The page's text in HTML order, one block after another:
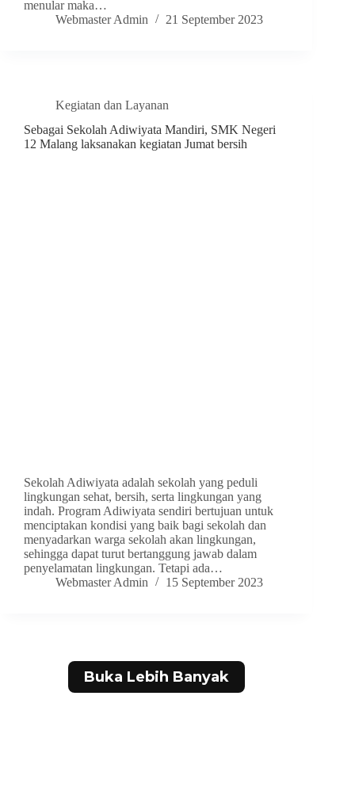
menular maka…
Webmaster Admin
21 September 2023
Kegiatan dan Layanan
Sebagai Sekolah Adiwiyata Mandiri, SMK Negeri
12 Malang laksanakan kegiatan Jumat bersih
Sekolah Adiwiyata adalah sekolah yang peduli
lingkungan sehat, bersih, serta lingkungan yang
indah. Program Adiwiyata sendiri bertujuan untuk
menciptakan kondisi yang baik bagi sekolah dan
menyadarkan warga sekolah akan lingkungan,
sehingga dapat turut bertanggung jawab dalam
penyelamatan lingkungan. Tetapi ada…
Webmaster Admin
15 September 2023
Buka Lebih Banyak